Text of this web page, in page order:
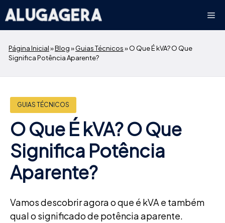
para
o
conteúdo
Página Inicial»Blog»Guias Técnicos»O Que É kVA? O Que
Significa Potência Aparente?
GUIAS TÉCNICOS
O Que É kVA? O Que
Significa Potência
Aparente?
Vamos descobrir agora o que é kVA e também
qual o significado de potência aparente.